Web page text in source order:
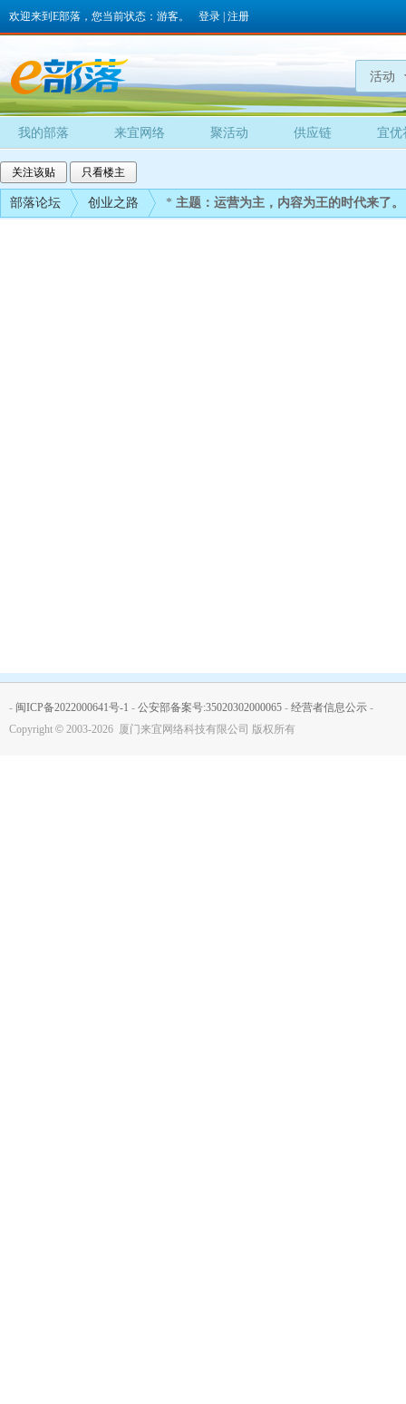
欢迎来到E部落，您当前状态：游客。 登录 注册
活动
我的部落 来宜网络 聚活动 供应链 宜优
关注该贴 只看楼主
部落论坛 创业之路 * 主题：运营为主，内容为王的时代来了。
- 闽ICP备2022000641号-1 - 公安部备案号:35020302000065 - 经营者信息公示 -
Copyright © 2003-2026 厦门来宜网络科技有限公司 版权所有